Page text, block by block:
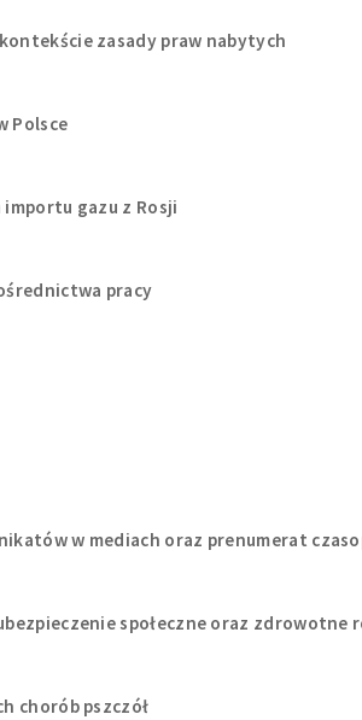
zasady praw nabytych
Polsce
gazu z Rosji
pracy
w mediach oraz prenumerat
społeczne oraz zdrowotne
chorób pszczół